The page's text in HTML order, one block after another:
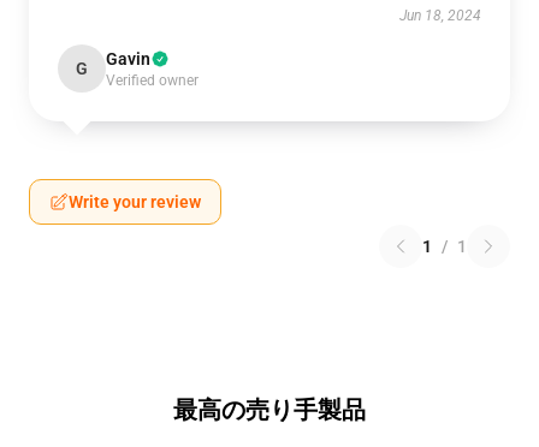
Jun 18, 2024
G Gavin
Verified owner
Write your review
1 / 1
最高の売り手製品